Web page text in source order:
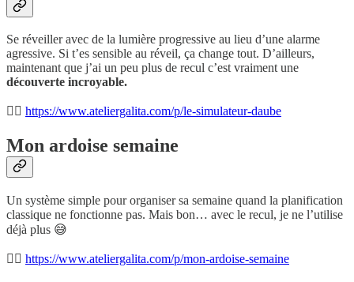
Se réveiller avec de la lumière progressive au lieu d’une alarme
agressive. Si t’es sensible au réveil, ça change tout. D’ailleurs,
maintenant que j’ai un peu plus de recul c’est vraiment une
découverte incroyable.
👉🏾 https://www.ateliergalita.com/p/le-simulateur-daube
Mon ardoise semaine
Un système simple pour organiser sa semaine quand la planification
classique ne fonctionne pas. Mais bon… avec le recul, je ne l’utilise
déjà plus 😅
👉🏾 https://www.ateliergalita.com/p/mon-ardoise-semaine